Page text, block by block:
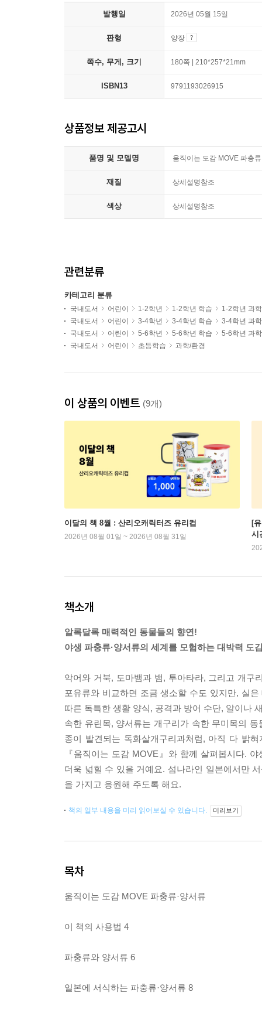
발행일 2026년 05월 15일
판형 양장
쪽수, 무게, 크기 180쪽 | 210*257*21mm
ISBN13 9791193026915
상품정보 제공고시
품명 및 모델명 움직이는 도감 MOVE 파충
재질 상세설명참조
색상 상세설명참조
관련분류
카테고리 분류
국내도서 어린이 1-2학년 1-2학년 학습
1-2학년 과
국내도서
어린이 3-4학년 3-4학년 학습
3-4학년 과
국내도서
어린이 5-6학년 5-6학년 학습
5-6학년 과
국내도서
어린이 초등학습 과학/환경
이 상품의 이벤트 (9개)
이달의 책 8월 : 산리오캐릭터즈 유리컵
2026년 08월 01일 ~ 2026년 08월 31일
[
시
책소개
알록달록 매력적인 동물들의 향연!
야생 파충류·양서류의 세계를 모험하는 대박력 도
악어와 거북, 도마뱀과 뱀, 투아타라, 그리고 개
포유류와 비교하면 조금 생소할 수도 있지만, 실
따른 독특한 생활 양식, 공격과 방어 수단, 알이나
속한 유린목, 양서류는 개구리가 속한 무미목의
종이 발견되는 독화살개구리과처럼, 아직 다 밝
『움직이는 도감 MOVE』와 함께 살펴봅시다.
더욱 넓힐 수 있을 거예요. 섬나라인 일본에서만
을 가지고 응원해 주도록 해요.
책의 일부 내용을 미리 읽어보실 수 있습니다. 미리보기
목차
움직이는 도감 MOVE 파충류·양서류
이 책의 사용법 4
파충류와 양서류 6
일본에 서식하는 파충류·양서류 8